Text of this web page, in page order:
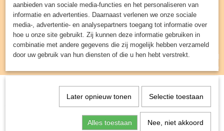
Inloggen Registreren
UW WINKELWAGEN
(0)
aanbieden van sociale media-functies en het personaliseren van
informatie en advertenties. Daarnaast verlenen we onze sociale
media-, advertentie- en analysepartners toegang tot informatie over
hoe u onze site gebruikt. Zij kunnen deze informatie gebruiken in
combinatie met andere gegevens die zij mogelijk hebben verzameld
door uw gebruik van hun diensten of die u hen hebt verstrekt.
Later opnieuw tonen Selectie toestaan
Alles toestaan Nee, niet akkoord